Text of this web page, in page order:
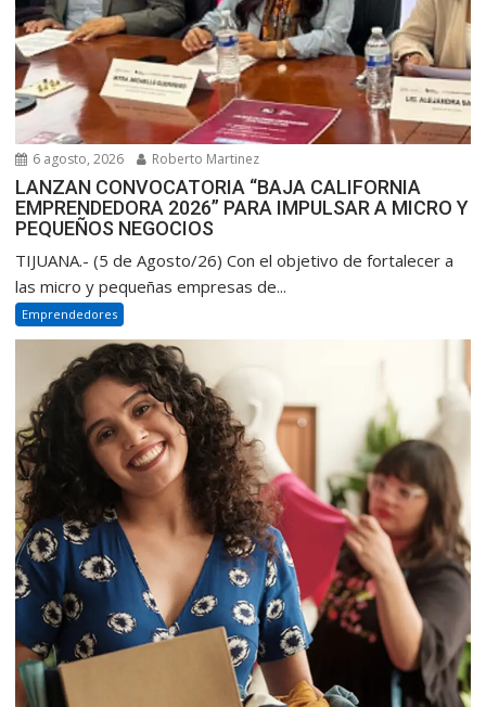
6 agosto, 2026 Roberto Martinez
LANZAN CONVOCATORIA “BAJA CALIFORNIA
EMPRENDEDORA 2026” PARA IMPULSAR A MICRO Y
PEQUEÑOS NEGOCIOS
TIJUANA.- (5 de Agosto/26) Con el objetivo de fortalecer a
las micro y pequeñas empresas de...
Emprendedores